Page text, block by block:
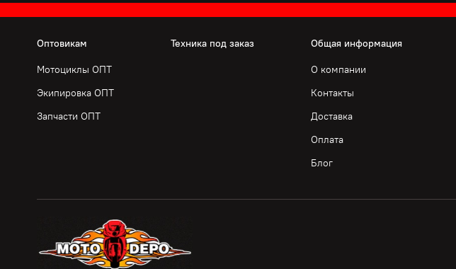
Оптовикам
Мотоциклы ОПТ
Экипировка ОПТ
Запчасти ОПТ
Техника под заказ Общая информация
О компании
Контакты
Доставка
Оплата
Блог